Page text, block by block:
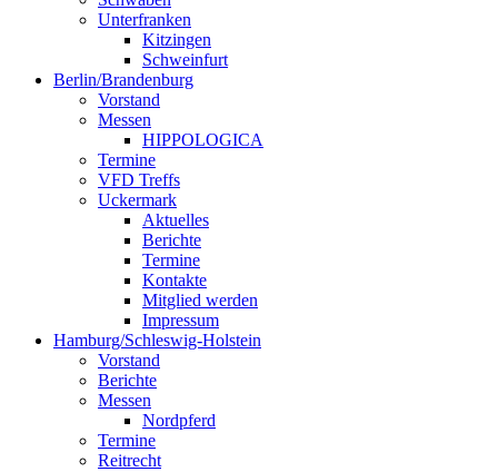
Unterfranken
Kitzingen
Schweinfurt
Berlin/Brandenburg
Vorstand
Messen
HIPPOLOGICA
Termine
VFD Treffs
Uckermark
Aktuelles
Berichte
Termine
Kontakte
Mitglied werden
Impressum
Hamburg/Schleswig-Holstein
Vorstand
Berichte
Messen
Nordpferd
Termine
Reitrecht